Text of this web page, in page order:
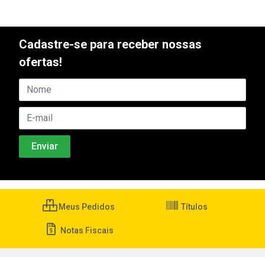
Cadastre-se para receber nossas
ofertas!
Meus Pedidos Títulos
Notas Fiscais